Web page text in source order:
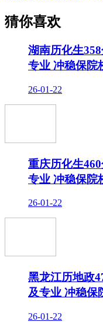
猜你喜欢
湖南历化生
专业 冲稳保院
26-01-22
重庆历化生
专业 冲稳保院
26-01-22
黑龙江历地政
及专业 冲稳保
26-01-22